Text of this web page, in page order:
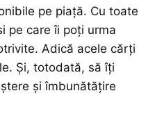
pe piață. Cu toate
pe care îi poți urma
Adică acele cărți
Și, totodată, să îți
și îmbunătățire